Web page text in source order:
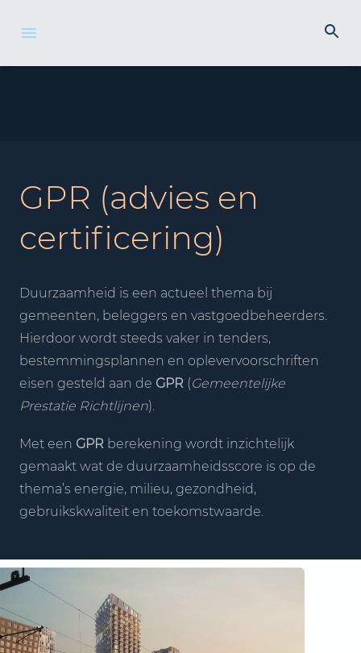
GPR (advies en
certificering)
Duurzaamheid is een actueel thema bij
gemeenten, beleggers en vastgoedbeheerders.
Hierdoor wordt steeds vaker in tenders,
bestemmingsplannen en oplevervoorschriften
eisen gesteld aan de GPR (Gemeentelijke
Prestatie Richtlijnen).
Met een GPR berekening wordt inzichtelijk
gemaakt wat de duurzaamheidsscore is op de
thema’s energie, milieu, gezondheid,
gebruikskwaliteit en toekomstwaarde.